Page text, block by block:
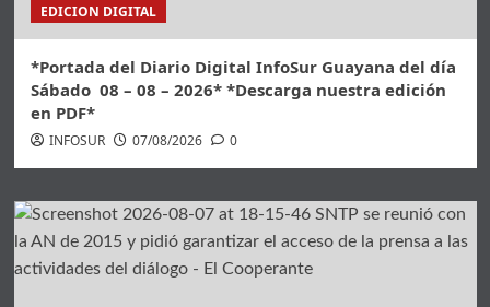
EDICION DIGITAL
*Portada del Diario Digital InfoSur Guayana del día
Sábado 08 – 08 – 2026* *Descarga nuestra edición
en PDF*
INFOSUR 07/08/2026 0